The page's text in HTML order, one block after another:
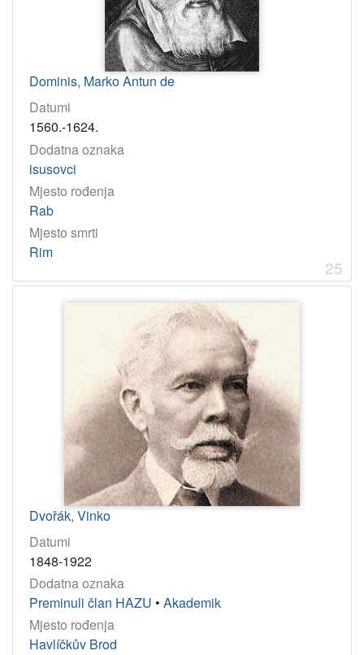
Dominis, Marko Antun de
Datumi
1560.-1624.
Dodatna oznaka
isusovci
Mjesto rođenja
Rab
Mjesto smrti
Rim
25
Dvořák, Vinko
Datumi
1848-1922
Dodatna oznaka
Preminuli član HAZU • Akademik
Mjesto rođenja
Havlíčkův Brod